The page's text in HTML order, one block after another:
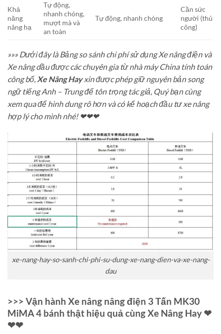
Khả
năng
nâng hạ
Tự động,
nhanh chóng,
mượt mà và
an toàn
Tự động, nhanh chóng
Cần sức
người (thủ
công)
»»» Dưới đây là Bảng so sánh chi phí sử dụng Xe nâng điện và
Xe nâng dầu được các chuyên gia từ nhà máy China tính toán
công bố, Xe Nâng Hayxin được phép giữ nguyên bản song
ngữ tiếng Anh – Trung để tôn trọng tác giả, Quý bạn cùng
xem qua để hình dung rõ hơn và có kế hoạch đầu tư xe nâng
hợp lý cho mình nhé! ❤❤❤
xe-nang-hay-so-sanh-chi-phi-su-dung-xe-nang-dien-va-xe-nang-
dau
>>> Vận hành Xe nâng nâng điện 3 Tấn MK30
MiMA 4 bánh thật hiệu quả cùng Xe Nâng Hay ❤
❤❤